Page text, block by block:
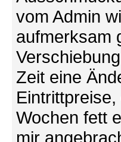
vom Admin
aufmerksam
Zeit eine
Wochen fett
mir